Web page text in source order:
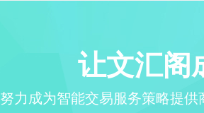
让文汇阁
努力成为智能交易服务策略提